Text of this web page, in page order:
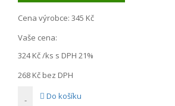
Cena výrobce: 345 Kč
Vaše cena:
324 Kč/ks s DPH 21%
268 Kč bez DPH
- Do košíku